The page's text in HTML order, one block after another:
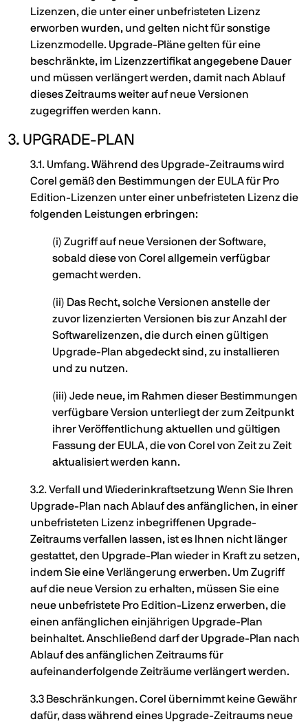
Lizenzen, die unter einer unbefristeten Lizenz
erworben wurden, und gelten nicht für sonstige
Lizenzmodelle. Upgrade-Pläne gelten für eine
beschränkte, im Lizenzzertifikat angegebene Dauer
und müssen verlängert werden, damit nach Ablauf
dieses Zeitraums weiter auf neue Versionen
zugegriffen werden kann.
3. UPGRADE-PLAN
3.1. Umfang. Während des Upgrade-Zeitraums wird
Corel gemäß den Bestimmungen der EULA für Pro
Edition-Lizenzen unter einer unbefristeten Lizenz die
folgenden Leistungen erbringen:
(i) Zugriff auf neue Versionen der Software,
sobald diese von Corel allgemein verfügbar
gemacht werden.
(ii) Das Recht, solche Versionen anstelle der
zuvor lizenzierten Versionen bis zur Anzahl der
Softwarelizenzen, die durch einen gültigen
Upgrade-Plan abgedeckt sind, zu installieren
und zu nutzen.
(iii) Jede neue, im Rahmen dieser Bestimmungen
verfügbare Version unterliegt der zum Zeitpunkt
ihrer Veröffentlichung aktuellen und gültigen
Fassung der EULA, die von Corel von Zeit zu Zeit
aktualisiert werden kann.
3.2. Verfall und Wiederinkraftsetzung Wenn Sie Ihren
Upgrade-Plan nach Ablauf des anfänglichen, in einer
unbefristeten Lizenz inbegriffenen Upgrade-
Zeitraums verfallen lassen, ist es Ihnen nicht länger
gestattet, den Upgrade-Plan wieder in Kraft zu setzen,
indem Sie eine Verlängerung erwerben. Um Zugriff
auf die neue Version zu erhalten, müssen Sie eine
neue unbefristete Pro Edition-Lizenz erwerben, die
einen anfänglichen einjährigen Upgrade-Plan
beinhaltet. Anschließend darf der Upgrade-Plan nach
Ablauf des anfänglichen Zeitraums für
aufeinanderfolgende Zeiträume verlängert werden.
3.3 Beschränkungen. Corel übernimmt keine Gewähr
dafür, dass während eines Upgrade-Zeitraums neue